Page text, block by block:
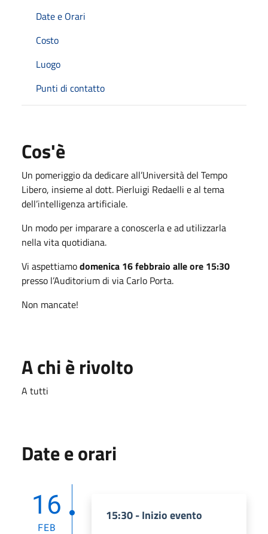
Date e Orari
Costo
Luogo
Punti di contatto
Cos'è
Un pomeriggio da dedicare all’Università del Tempo
Libero, insieme al dott. Pierluigi Redaelli e al tema
dell’intelligenza artificiale.
Un modo per imparare a conoscerla e ad utilizzarla
nella vita quotidiana.
Vi aspettiamodomenica 16 febbraio alle ore 15:30
presso l’Auditorium di via Carlo Porta.
Non mancate!
A chi è rivolto
A tutti
Date e orari
16
FEB
15:30 - Inizio evento